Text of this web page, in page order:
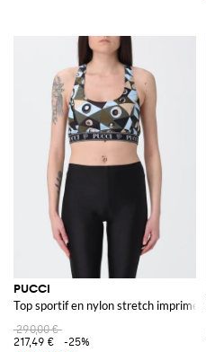
PUCCI
Top sportif en nylon stretch imprimé
290,00 €
217,49 €
-25%